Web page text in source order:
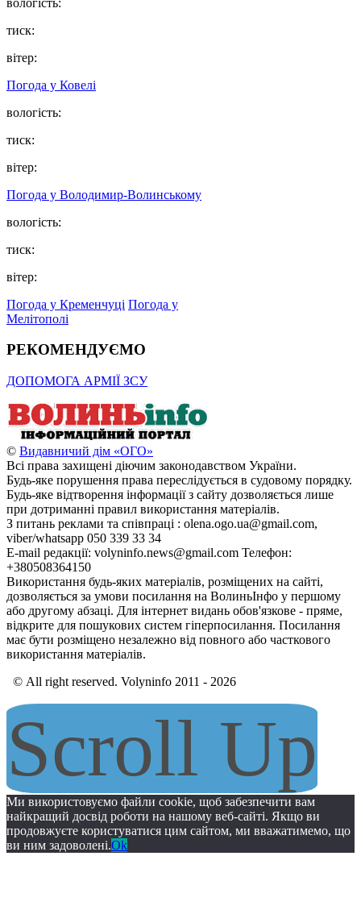
тиск:
вітер:
Погода у Ковелі
вологість:
тиск:
вітер:
Погода у Володимир-Волинському
вологість:
тиск:
вітер:
Погода у Кременчуці Погода у
Мелітополі
РЕКОМЕНДУЄМО
ДОПОМОГА АРМІЇ ЗСУ
© Видавничий дім «ОГО»
Всі права захищені діючим законодавством України.
Будь-яке порушення права переслідується в судовому порядку.
Будь-яке відтворення інформації з сайту дозволяється лише
при дотриманні правил використання матеріалів.
З питань реклами та співпраці : olena.ogo.ua@gmail.com,
viber/whatsapp 050 339 33 34
E-mail редакції: volyninfo.news@gmail.com Телефон:
+380508364150
Використання будь-яких матеріалів, розміщених на сайті,
дозволяється за умови посилання на ВолиньІнфо у першому
або другому абзаці. Для інтернет видань обов'язкове - пряме,
відкрите для пошукових систем гіперпосилання. Посилання
має бути розміщено незалежно від повного або часткового
використання матеріалів.
© All right reserved. Volyninfo 2011 - 2026
Scroll Up
Ми використовуємо файли cookie, щоб забезпечити вам
найкращий досвід роботи на нашому веб-сайті. Якщо ви
продовжуєте користуватися цим сайтом, ми вважатимемо, що
ви ним задоволені.Ok